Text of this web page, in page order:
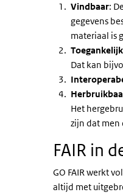
Vindbaar:
gegevens
materiaal is
Toegankelijk
Dat kan
Het
zijn dat men
FAIR in
GO FAIR werkt
altijd met